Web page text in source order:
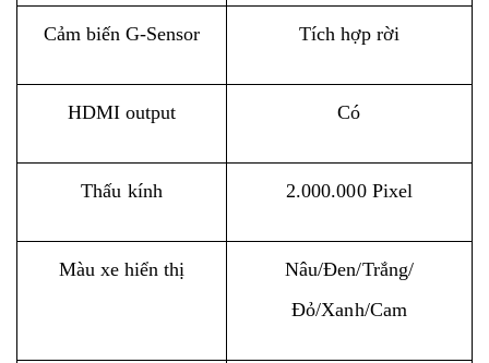
Cảm biến G-Sensor Tích hợp rời
HDMI output Có
Thấu kính 2.000.000 Pixel
Màu xe hiển thị
Nâu/Đen/Trắng/
Đỏ/Xanh/Cam